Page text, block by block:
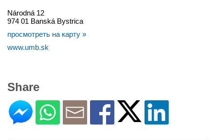
Národná 12
974 01 Banská Bystrica
просмотреть на карту »
www.umb.sk
Share